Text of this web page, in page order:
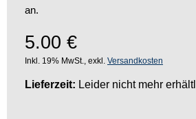
an.
5.00 €
Inkl. 19% MwSt., exkl. Versandkosten
Lieferzeit: Leider nicht mehr